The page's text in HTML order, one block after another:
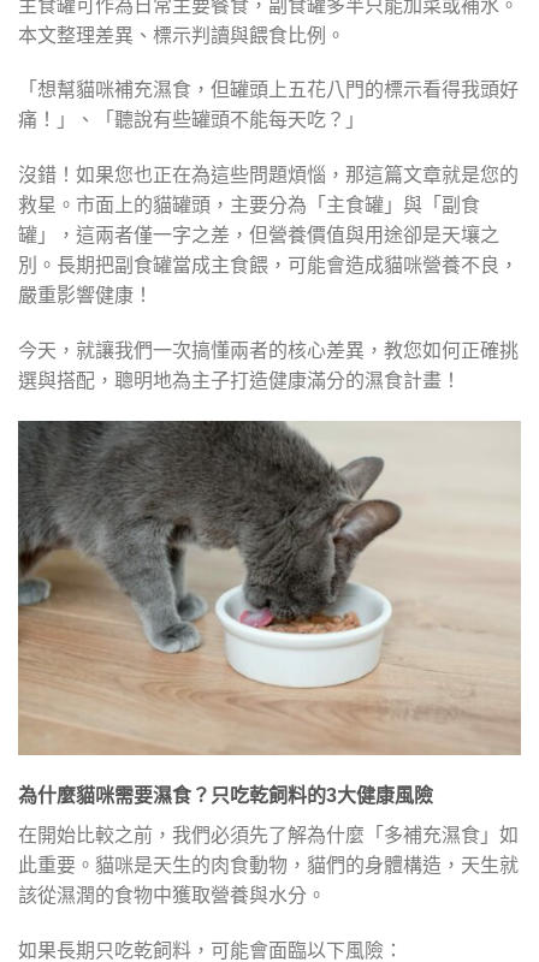
主食罐可作為日常主要餐食，副食罐多半只能加菜或補水。
本文整理差異、標示判讀與餵食比例。
「想幫貓咪補充濕食，但罐頭上五花八門的標示看得我頭好
痛！」、「聽說有些罐頭不能每天吃？」
沒錯！如果您也正在為這些問題煩惱，那這篇文章就是您的
救星。市面上的貓罐頭，主要分為「主食罐」與「副食
罐」，這兩者僅一字之差，但營養價值與用途卻是天壤之
別。長期把副食罐當成主食餵，可能會造成貓咪營養不良，
嚴重影響健康！
今天，就讓我們一次搞懂兩者的核心差異，教您如何正確挑
選與搭配，聰明地為主子打造健康滿分的濕食計畫！
為什麼貓咪需要濕食？只吃乾飼料的3大健康風險
在開始比較之前，我們必須先了解為什麼「多補充濕食」如
此重要。貓咪是天生的肉食動物，貓們的身體構造，天生就
該從濕潤的食物中獲取營養與水分。
如果長期只吃乾飼料，可能會面臨以下風險：